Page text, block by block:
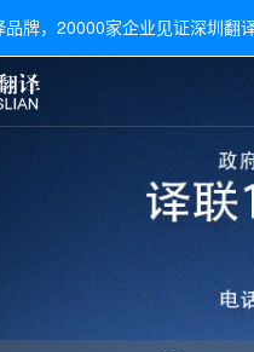
牌，20000家企业见证深圳翻
文件翻译
广交会
常用语种翻译
日语翻译
德语翻译
翻译新闻